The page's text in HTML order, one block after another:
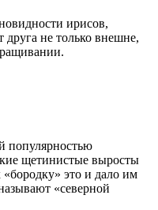
ирисов,
друга не только внешне,
популярностью
щетинистые выросты
это и дало им
«северной